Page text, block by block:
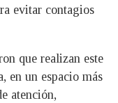
evitar contagios
que realizan este
en un espacio más
atención,